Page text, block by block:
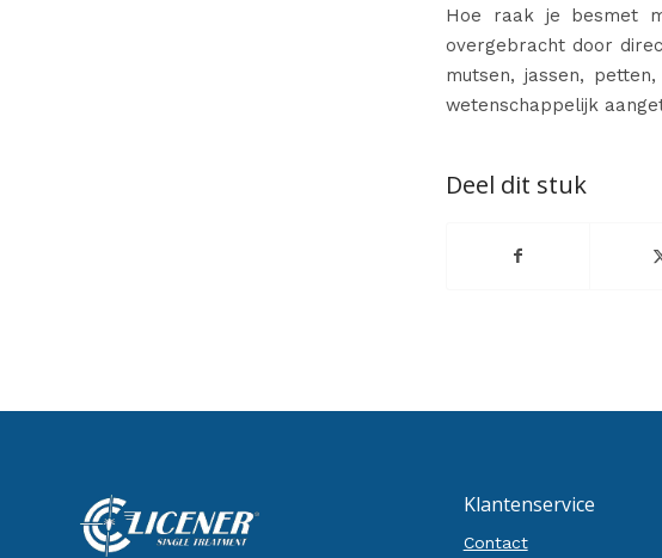
Hoe raak je besmet
overgebracht door
mutsen, jassen,
wetenschappelijk
Deel dit stuk
Klantenservice
Contact